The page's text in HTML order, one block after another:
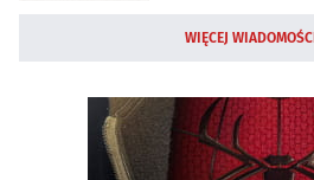
WIĘCEJ WIADOMOŚCI